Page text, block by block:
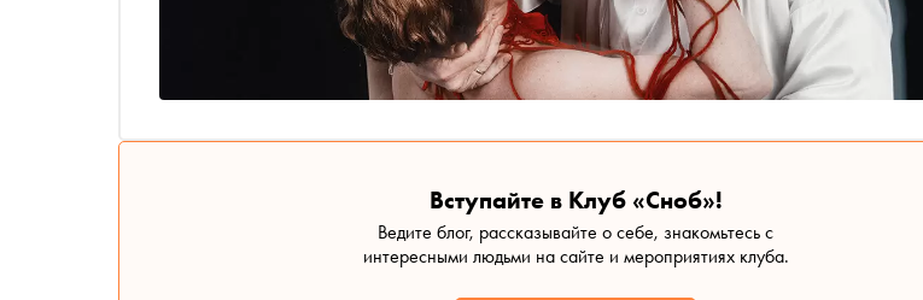
Вступайте в Клуб «Сноб»!
Ведите блог, рассказывайте о себе, знакомьтесь с
интересными людьми на сайте и мероприятиях клуба.